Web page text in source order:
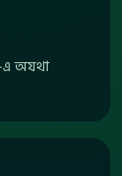
এ অযথা